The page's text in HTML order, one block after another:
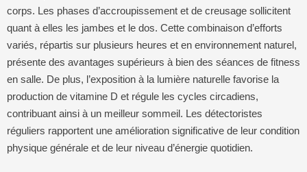
corps. Les phases d’accroupissement et de creusage sollicitent
quant à elles les jambes et le dos. Cette combinaison d’efforts
variés, répartis sur plusieurs heures et en environnement naturel,
présente des avantages supérieurs à bien des séances de fitness
en salle. De plus, l’exposition à la lumière naturelle favorise la
production de vitamine D et régule les cycles circadiens,
contribuant ainsi à un meilleur sommeil. Les détectoristes
réguliers rapportent une amélioration significative de leur condition
physique générale et de leur niveau d’énergie quotidien.